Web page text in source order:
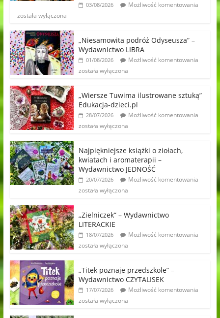
03/08/2026
Możliwość komentowania
została wyłączona
„Niesamowita podróż Odyseusza” –
Wydawnictwo LIBRA
01/08/2026
Możliwość komentowania
została wyłączona
„Wiersze Tuwima ilustrowane sztuką”
Edukacja-dzieci.pl
28/07/2026
Możliwość komentowania
została wyłączona
Najpiękniejsze książki o ziołach,
kwiatach i aromaterapii –
Wydawnictwo JEDNOŚĆ
20/07/2026
Możliwość komentowania
została wyłączona
„Zielniczek” – Wydawnictwo
LITERACKIE
18/07/2026
Możliwość komentowania
została wyłączona
„Titek poznaje przedszkole” –
Wydawnictwo CZYTALISEK
17/07/2026
Możliwość komentowania
została wyłączona